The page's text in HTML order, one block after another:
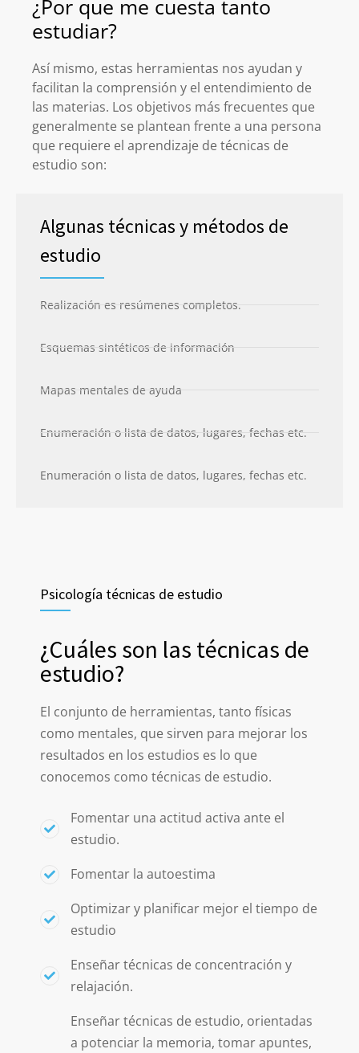
¿Por que me cuesta tanto
estudiar?
Así mismo, estas herramientas nos ayudan y
facilitan la comprensión y el entendimiento de
las materias. Los objetivos más frecuentes que
generalmente se plantean frente a una persona
que requiere el aprendizaje de técnicas de
estudio son:
Algunas técnicas y métodos de
estudio
Realización es resúmenes completos.
Esquemas sintéticos de información
Mapas mentales de ayuda
Enumeración o lista de datos, lugares, fechas etc.
Enumeración o lista de datos, lugares, fechas etc.
Psicología técnicas de estudio
¿Cuáles son las técnicas de
estudio?
El conjunto de herramientas, tanto físicas
como mentales, que sirven para mejorar los
resultados en los estudios es lo que
conocemos como técnicas de estudio.
Fomentar una actitud activa ante el
estudio.
Fomentar la autoestima
Optimizar y planificar mejor el tiempo de
estudio
Enseñar técnicas de concentración y
relajación.
Enseñar técnicas de estudio, orientadas
a potenciar la memoria, tomar apuntes,